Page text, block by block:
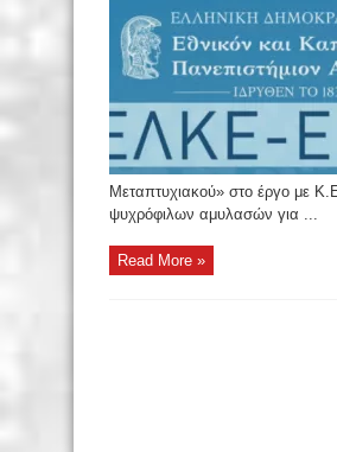
Μεταπτυχιακού» στο έργο με
ψυχρόφιλων αμυλασών για ...
Read More »